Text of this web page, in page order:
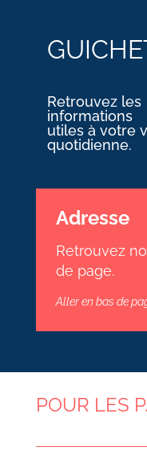
Retrouvez les
informations
utiles à votre
quotidienne.
Adresse
Retrouvez
de page.
Aller en bas de
POUR LES